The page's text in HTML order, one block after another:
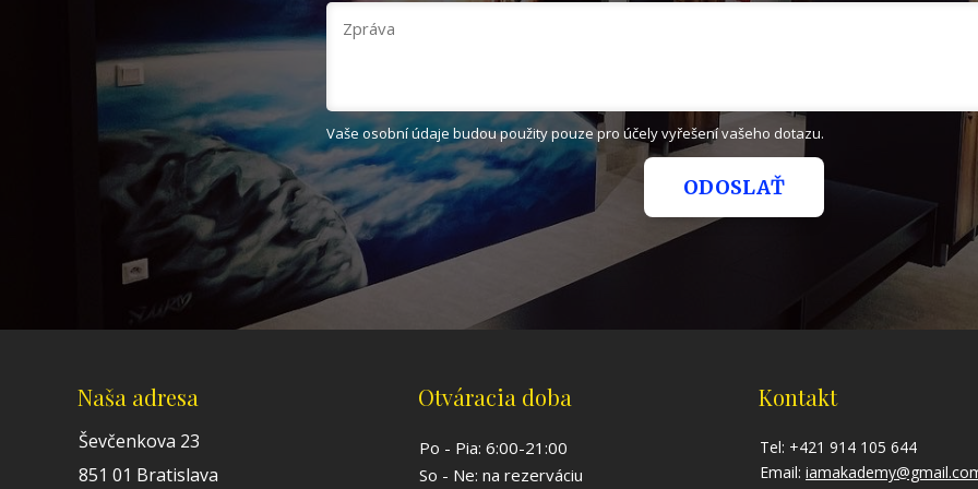
Vaše osobní údaje budou použity pouze pro účely vyřešení vašeho dotazu.
ODOSLAŤ
Naša adresa
Ševčenkova 23
851 01 Bratislava
Otváracia doba
Po - Pia: 6:00-21:00
So - Ne: na rezerváciu
Kontakt
Tel: +421 914 105 644
Email: